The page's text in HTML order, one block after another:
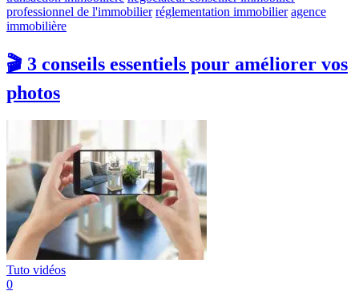
professionnel de l'immobilier réglementation immobilier agence
immobilière
🎬 3 conseils essentiels pour améliorer vos
photos
Tuto vidéos
0